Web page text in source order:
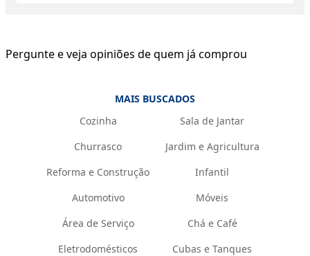
Pergunte e veja opiniões de quem já comprou
MAIS BUSCADOS
Cozinha
Sala de Jantar
Churrasco
Jardim e Agricultura
Reforma e Construção
Infantil
Automotivo
Móveis
Área de Serviço
Chá e Café
Eletrodomésticos
Cubas e Tanques